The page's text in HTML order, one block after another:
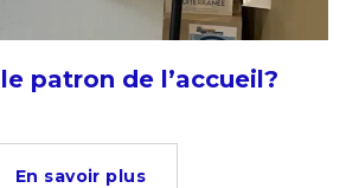
patron de l’accueil?
En savoir plus